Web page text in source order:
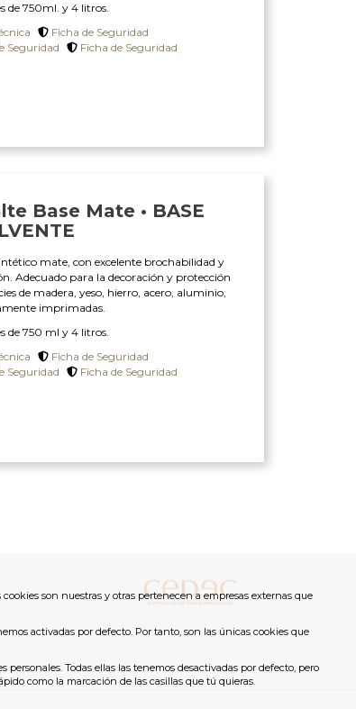
de 750ml. y 4 litros.
Ficha de Seguridad
Seguridad
Ficha de Seguridad
Base Mate • BASE
mate, con excelente brochabilidad y
Adecuado para la decoración y protección
de madera, yeso, hierro, acero, aluminio,
imprimadas.
de 750 ml y 4 litros.
Ficha de Seguridad
Seguridad
Ficha de Seguridad
son nuestras y otras pertenecen a empresas externas que
activadas por defecto. Por tanto, son las únicas cookies que
Todas ellas las tenemos desactivadas por defecto, pero
como la marcación de las casillas que tú quieras.